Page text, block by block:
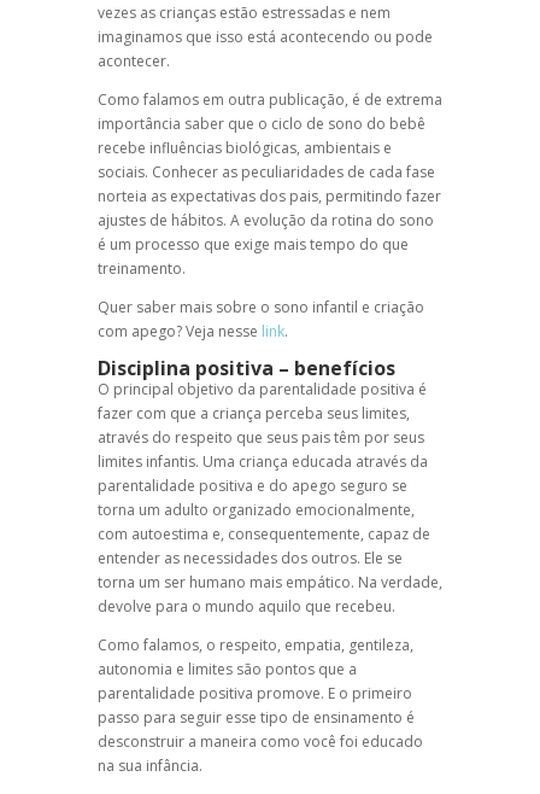
vezes as crianças estão estressadas e nem
imaginamos que isso está acontecendo ou pode
acontecer.
Como falamos em outra publicação, é de extrema
importância saber que o ciclo de sono do bebê
recebe influências biológicas, ambientais e
sociais. Conhecer as peculiaridades de cada fase
norteia as expectativas dos pais, permitindo fazer
ajustes de hábitos. A evolução da rotina do sono
é um processo que exige mais tempo do que
treinamento.
Quer saber mais sobre o sono infantil e criação
com apego? Veja nesse link.
Disciplina positiva – benefícios
O principal objetivo da parentalidade positiva é
fazer com que a criança perceba seus limites,
através do respeito que seus pais têm por seus
limites infantis. Uma criança educada através da
parentalidade positiva e do apego seguro se
torna um adulto organizado emocionalmente,
com autoestima e, consequentemente, capaz de
entender as necessidades dos outros. Ele se
torna um ser humano mais empático. Na verdade,
devolve para o mundo aquilo que recebeu.
Como falamos, o respeito, empatia, gentileza,
autonomia e limites são pontos que a
parentalidade positiva promove. E o primeiro
passo para seguir esse tipo de ensinamento é
desconstruir a maneira como você foi educado
na sua infância.